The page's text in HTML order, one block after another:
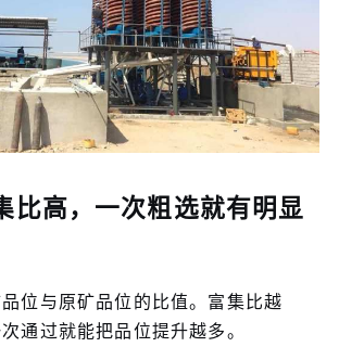
比高，一次粗选就有明显
位与原矿品位的比值。富集比越
通过就能把品位提升越多。